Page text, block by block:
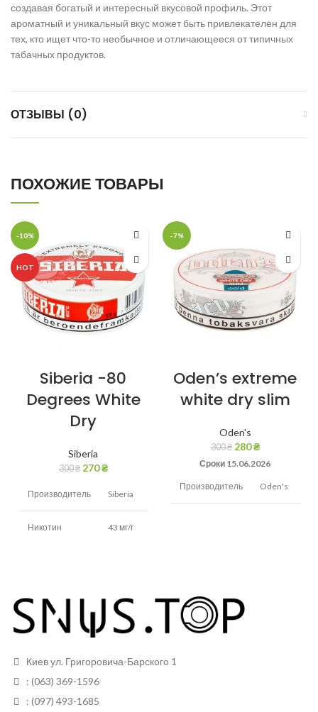
создавая богатый и интересный вкусовой профиль. Этот
ароматный и уникальный вкус может быть привлекателен для
тех, кто ищет что-то необычное и отличающееся от типичных
табачных продуктов.
ОТЗЫВЫ (0)
ПОХОЖИЕ ТОВАРЫ
-10%
HOT
Siberia -80
Degrees White
Dry
Siberia
300₴ 270₴
Производитель Siberia
Никотин 43 мг/г
Размер
Стандартные
Пакетиков
-7%
Oden’s extreme
white dry slim
Oden's
300₴ 280₴
Сроки 15.06.2026
Производитель Oden's
Размер
пакетиков
Киев ул. Григоровича-Барского 1
: (063) 369-1596
: (097) 493-1685